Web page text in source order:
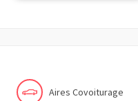
Aires Covoiturage